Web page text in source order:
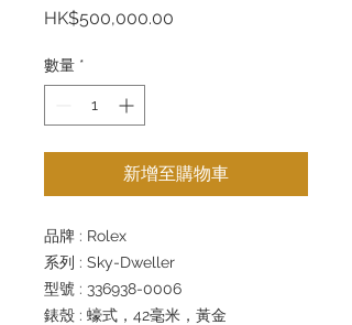
HK$500,000.00
數量 *
新增至購物車
品牌 : Rolex
系列 : Sky-Dweller
型號 : 336938-0006
錶殼 : 蠔式，42毫米，黃金